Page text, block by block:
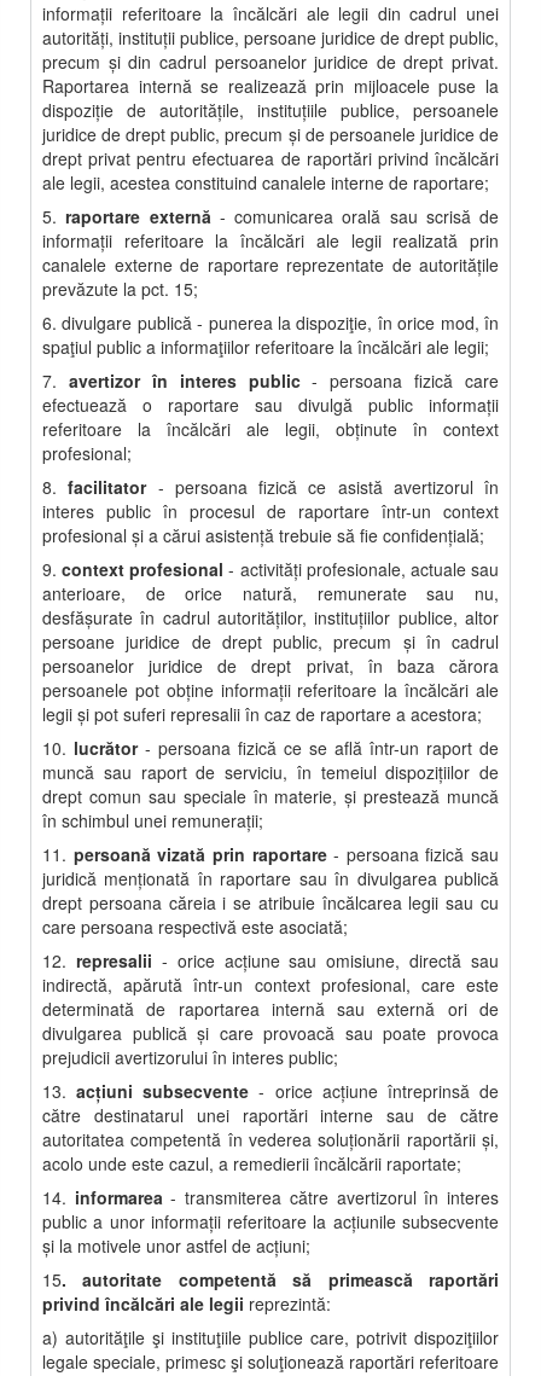
informaţii referitoare la încălcări ale legii din cadrul unei
autorităţi, instituţii publice, persoane juridice de drept public,
precum şi din cadrul persoanelor juridice de drept privat.
Raportarea internă se realizează prin mijloacele puse la
dispoziţie de autorităţile, instituţiile publice, persoanele
juridice de drept public, precum şi de persoanele juridice de
drept privat pentru efectuarea de raportări privind încălcări
ale legii, acestea constituind canalele interne de raportare;
5.raportare externă- comunicarea orală sau scrisă de
informaţii referitoare la încălcări ale legii realizată prin
canalele externe de raportare reprezentate de autorităţile
prevăzute la pct. 15;
6. divulgare publică - punerea la dispoziţie, în orice mod, în
spaţiul public a informaţiilor referitoare la încălcări ale legii;
7. avertizor în interes public- persoana fizică care
efectuează o raportare sau divulgă public informaţii
referitoare la încălcări ale legii, obţinute în context
profesional;
8.facilitator- persoana fizică ce asistă avertizorul în
interes public în procesul de raportare într-un context
profesional şi a cărui asistenţă trebuie să fie confidenţială;
9.context profesional - activităţi profesionale, actuale sau
anterioare, de orice natură, remunerate sau nu,
desfăşurate în cadrul autorităţilor, instituţiilor publice, altor
persoane juridice de drept public, precum şi în cadrul
persoanelor juridice de drept privat, în baza cărora
persoanele pot obţine informaţii referitoare la încălcări ale
legii şi pot suferi represalii în caz de raportare a acestora;
10. lucrător- persoana fizică ce se află într-un raport de
muncă sau raport de serviciu, în temeiul dispoziţiilor de
drept comun sau speciale în materie, şi prestează muncă
în schimbul unei remuneraţii;
11. persoană vizată prin raportare- persoana fizică sau
juridică menţionată în raportare sau în divulgarea publică
drept persoana căreia i se atribuie încălcarea legii sau cu
care persoana respectivă este asociată;
12. represalii - orice acţiune sau omisiune, directă sau
indirectă, apărută într-un context profesional, care este
determinată de raportarea internă sau externă ori de
divulgarea publică şi care provoacă sau poate provoca
prejudicii avertizorului în interes public;
13.acţiuni subsecvente - orice acţiune întreprinsă de
către destinatarul unei raportări interne sau de către
autoritatea competentă în vederea soluţionării raportării şi,
acolo unde este cazul, a remedierii încălcării raportate;
14. informarea- transmiterea către avertizorul în interes
public a unor informaţii referitoare la acţiunile subsecvente
şi la motivele unor astfel de acţiuni;
15. autoritate competentă să primească raportări
privind încălcări ale legii reprezintă:
a) autorităţile şi instituţiile publice care, potrivit dispoziţiilor
legale speciale, primesc şi soluţionează raportări referitoare